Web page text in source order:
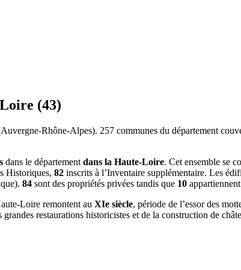
(43)
Rhône-Alpes). 257 communes du département
dans le département dans la Haute-Loire. Cet ensemble se
Historiques, 82 inscrits à l’Inventaire supplémentaire. Les
84 sont des propriétés privées tandis que 10
Loire remontent au XIe siècle, période de l’essor des
grandes restaurations historicistes et de la construction de